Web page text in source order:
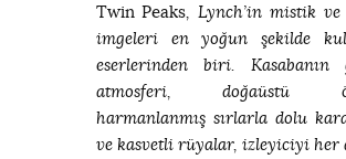
Twin Peaks, Lynch’in mistik ve
imgeleri en yoğun şekilde
eserlerinden biri. Kasabanın
atmosferi, doğaüstü
harmanlanmış sırlarla dolu
ve kasvetli rüyalar, izleyiciyi her